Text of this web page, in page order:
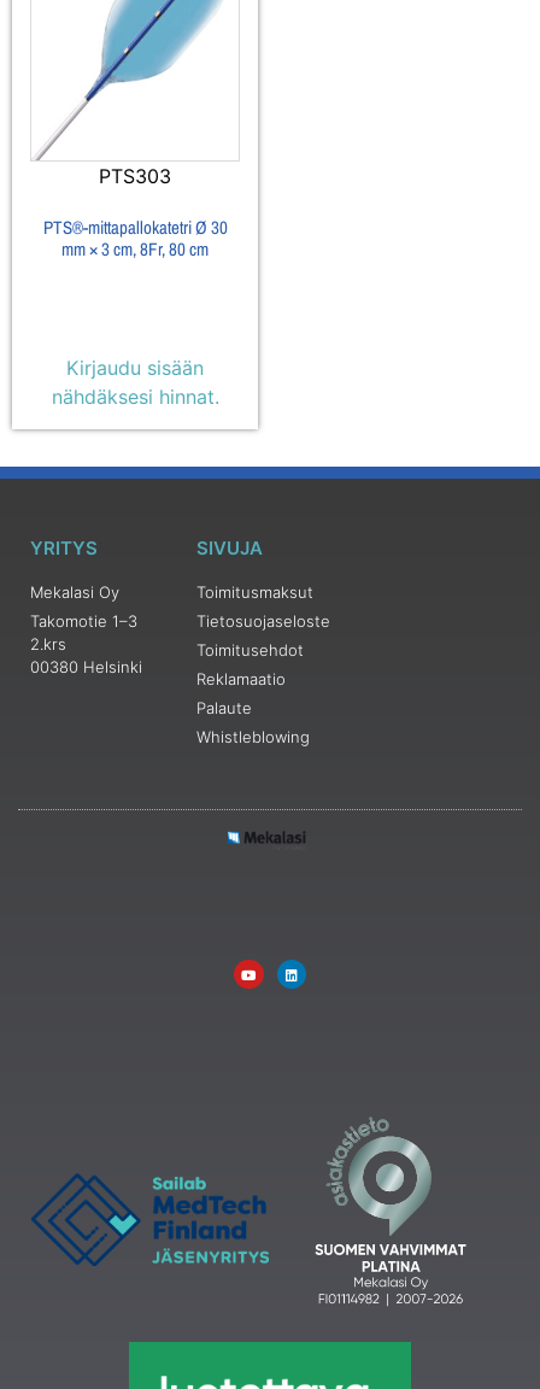
PTS303
PTS®-mittapallokatetri Ø 30
mm × 3 cm, 8Fr, 80 cm
Kirjaudu sisään
nähdäksesi hinnat.
YRITYS
Mekalasi Oy
Takomotie 1–3
2.krs
00380 Helsinki
SIVUJA
Toimitusmaksut
Tietosuojaseloste
Toimitusehdot
Reklamaatio
Palaute
Whistleblowing